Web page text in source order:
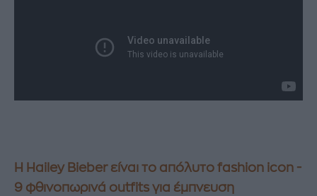
Η Hailey Bieber είναι το απόλυτο fashion icon -
9 φθινοπωρινά outfits για έμπνευση